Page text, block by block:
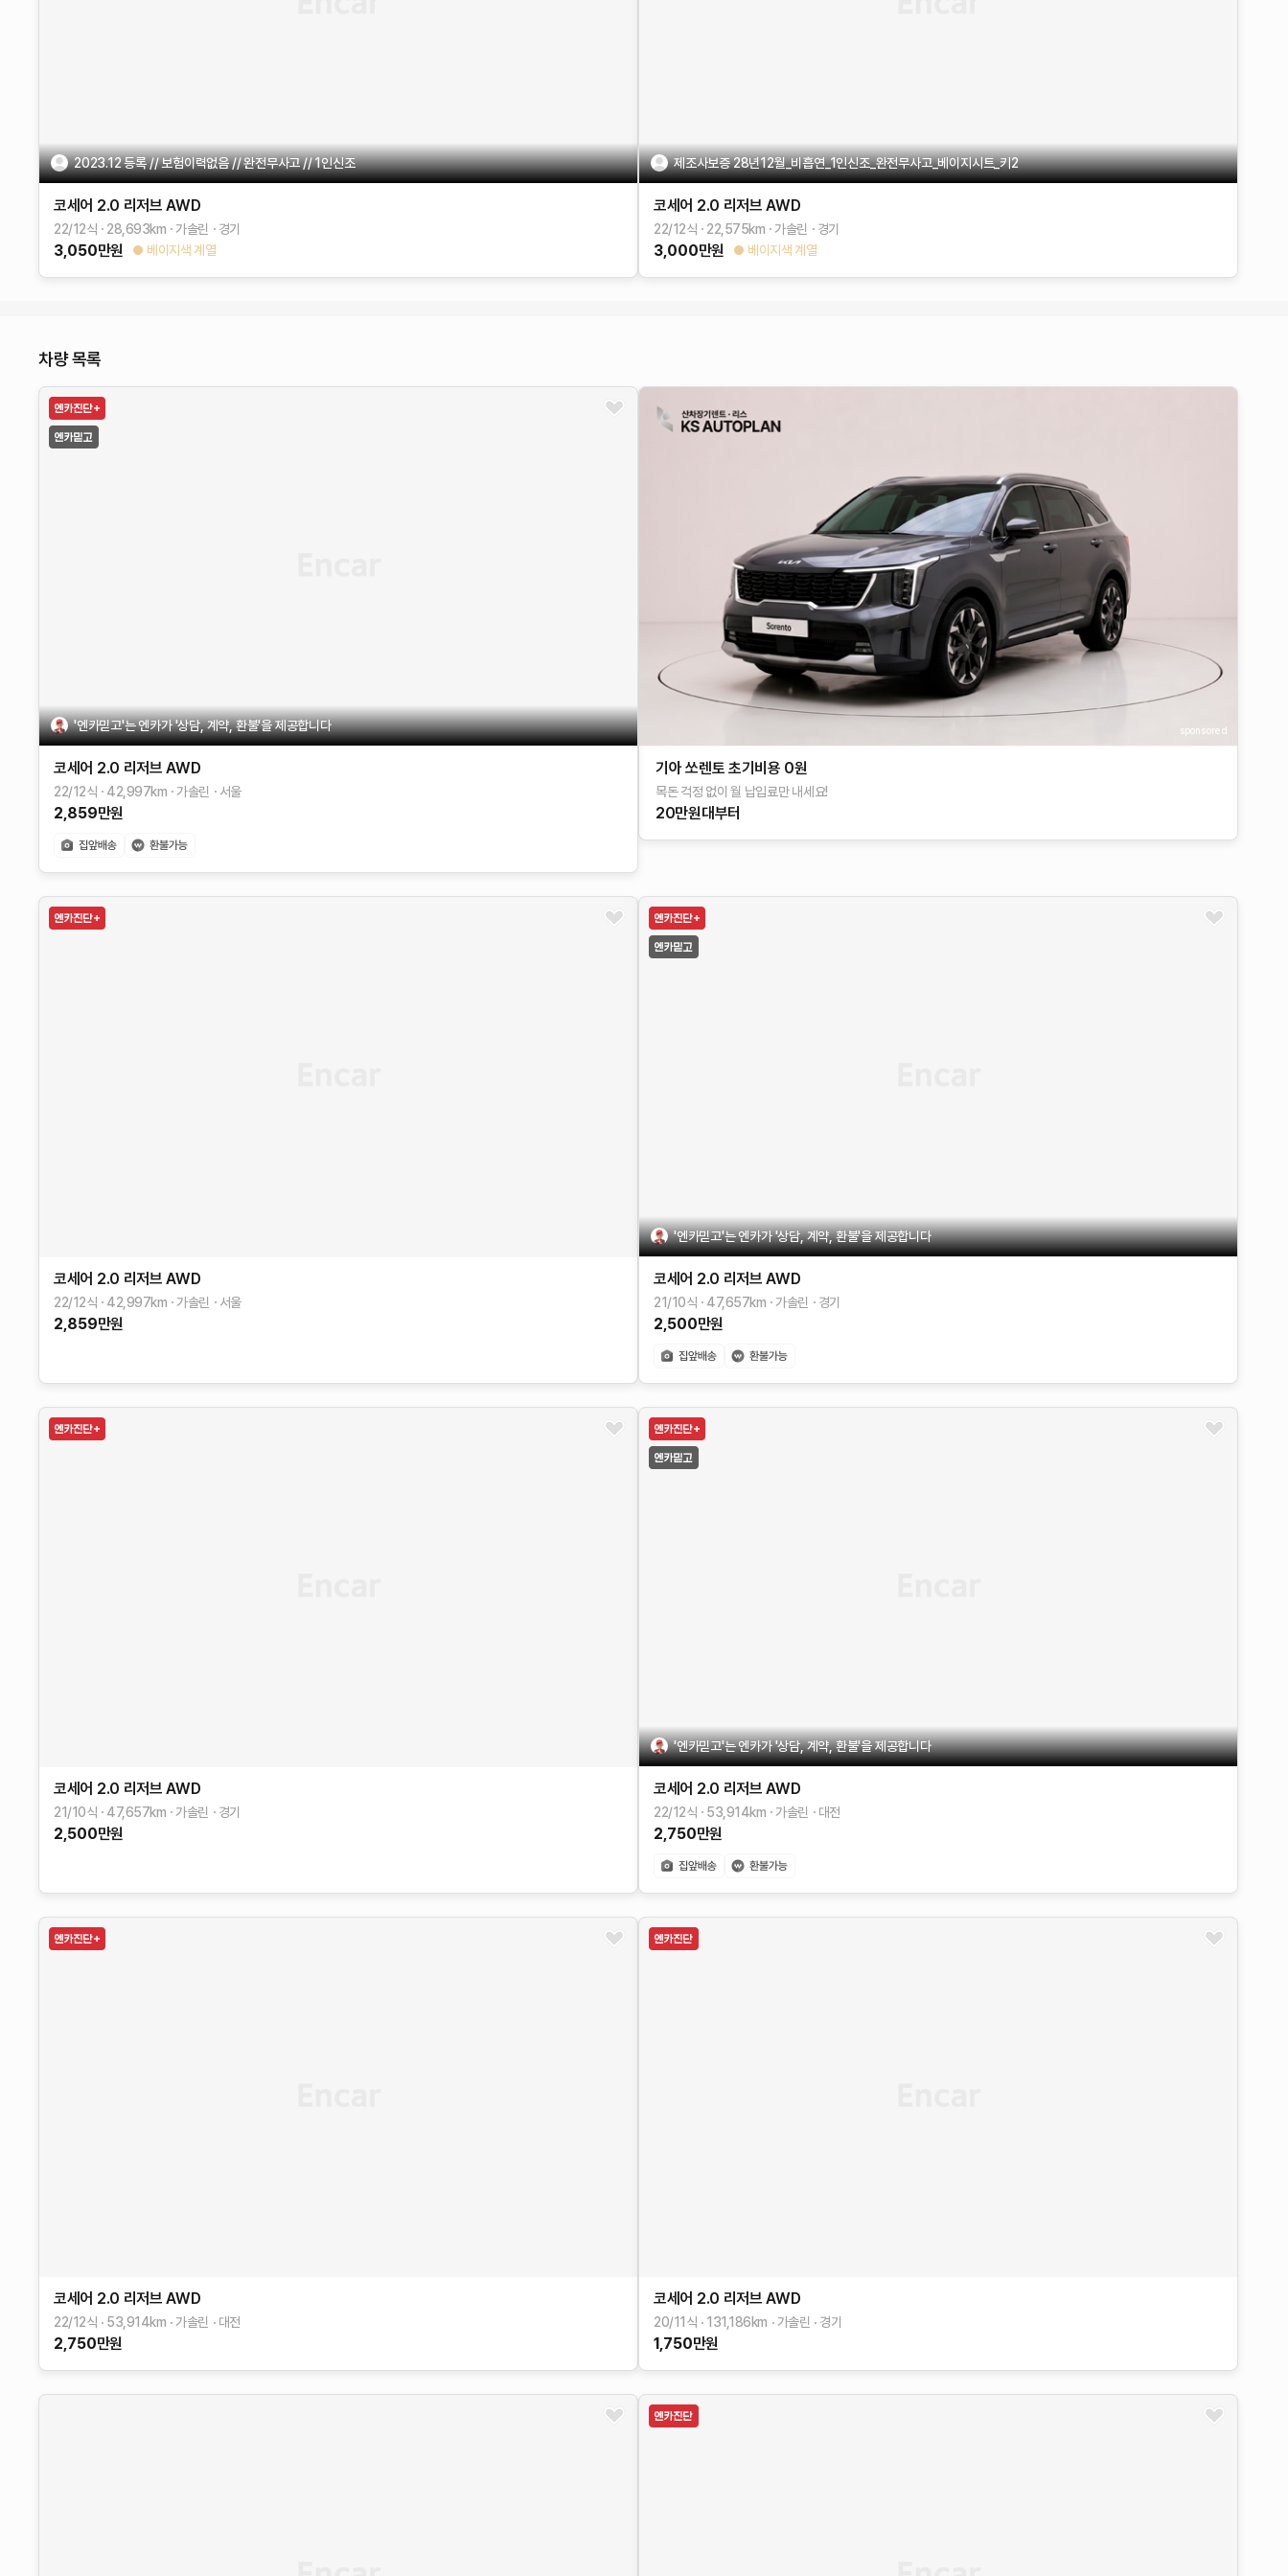
2023.12 등록 // 보험이력없음 // 완전무사고 // 1인신조
코세어 2.0 리저브 AWD
22/12식 28,693km 가솔린 경기
3,050만원 베이지색 계열
제조사보증 28년12월_비흡연_1인신조_완전무사고_베이지시트_키2
코세어 2.0 리저브 AWD
22/12식 22,575km 가솔린 경기
3,000만원 베이지색 계열
차량 목록
'엔카믿고'는 엔카가 '상담, 계약, 환불'을 제공합니다
코세어 2.0 리저브 AWD
22/12식 42,997km 가솔린 서울
2,859만원
sponsored
기아 쏘렌토 초기비용 0원
목돈 걱정 없이 월 납입료만 내세요!
20만원대부터
코세어 2.0 리저브 AWD
22/12식 42,997km 가솔린 서울
2,859만원
'엔카믿고'는 엔카가 '상담, 계약, 환불'을 제공합니다
코세어 2.0 리저브 AWD
21/10식 47,657km 가솔린 경기
2,500만원
코세어 2.0 리저브 AWD
21/10식 47,657km 가솔린 경기
2,500만원
'엔카믿고'는 엔카가 '상담, 계약, 환불'을 제공합니다
코세어 2.0 리저브 AWD
22/12식 53,914km 가솔린 대전
2,750만원
코세어 2.0 리저브 AWD
22/12식 53,914km 가솔린 대전
2,750만원
코세어 2.0 리저브 AWD
20/11식 131,186km 가솔린 경기
1,750만원